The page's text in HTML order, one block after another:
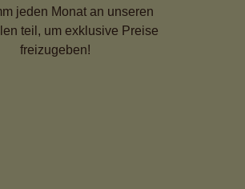
jeden Monat an unseren
teil, um exklusive Preise
freizugeben!